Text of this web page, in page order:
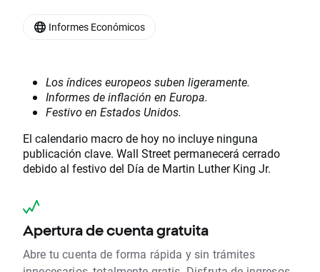
Los índices europeos suben ligeramente.
Informes de inflación en Europa.
Festivo en Estados Unidos.
El calendario macro de hoy no incluye ninguna
publicación clave. Wall Street permanecerá cerrado
debido al festivo del Día de Martin Luther King Jr.
Apertura de cuenta gratuita
Abre tu cuenta de forma rápida y sin trámites
Informes Económicos